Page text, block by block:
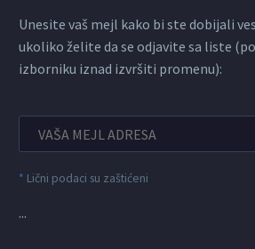
Unesite vaš mejl kako bi ste dobijali
ukoliko želite da se odjavite sa liste
izborniku iznad izvršiti promenu):
* Lični podaci su zaštićeni
...